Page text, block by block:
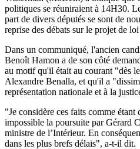
politiques se réuniraient à 14H30.
part de divers députés se sont de
reprise des débats sur le projet de
Dans un communiqué, l'ancien
Benoît Hamon a de son côté
au motif qu'il était au courant "dès
Alexandre Benalla, et qu'il a
représentation nationale et à la
"Je considère ces faits comme étant
impossible la poursuite par Gérard
ministre de l’Intérieur. En
dans les plus brefs délais", a-t-il dit.